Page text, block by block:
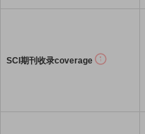
SCI期刊收录coverage